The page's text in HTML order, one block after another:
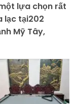
lựa chọn rất
lạc tại202
Mỹ Tây,